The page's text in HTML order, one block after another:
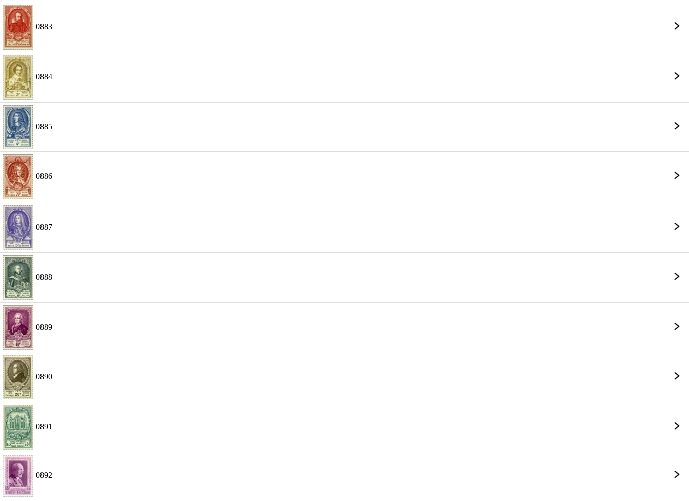
0883
0884
0885
0886
0887
0888
0889
0890
0891
0892